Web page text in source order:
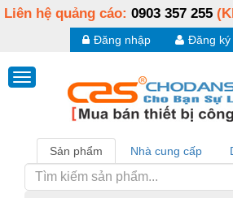
Liên hệ quảng cáo: 0903 357 255
Đăng ký
Đăng nhập
Sản phẩm Nhà cung cấp